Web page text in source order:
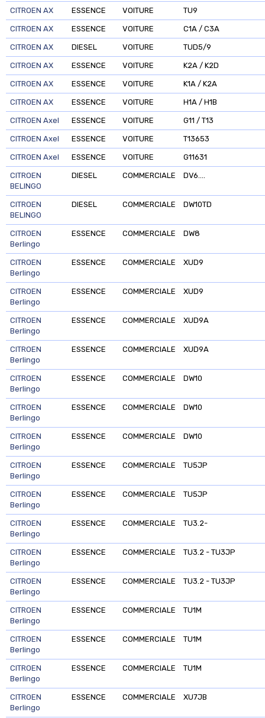
CITROEN AX ESSENCE VOITURE TU9
CITROEN AX ESSENCE VOITURE C1A / C3A
CITROEN AX DIESEL VOITURE TUD5/9
CITROEN AX ESSENCE VOITURE K2A / K2D
CITROEN AX ESSENCE VOITURE K1A / K2A
CITROEN AX ESSENCE VOITURE H1A / H1B
CITROEN Axel ESSENCE VOITURE G11 / T13
CITROEN Axel ESSENCE VOITURE T13653
CITROEN Axel ESSENCE VOITURE G11631
CITROEN
BELINGO
DIESEL COMMERCIALE DV6....
CITROEN
BELINGO
DIESEL COMMERCIALE DW10TD
CITROEN
Berlingo
ESSENCE COMMERCIALE DW8
CITROEN
Berlingo
ESSENCE COMMERCIALE XUD9
CITROEN
Berlingo
ESSENCE COMMERCIALE XUD9
CITROEN
Berlingo
ESSENCE COMMERCIALE XUD9A
CITROEN
Berlingo
ESSENCE COMMERCIALE XUD9A
CITROEN
Berlingo
ESSENCE COMMERCIALE DW10
CITROEN
Berlingo
ESSENCE COMMERCIALE DW10
CITROEN
Berlingo
ESSENCE COMMERCIALE DW10
CITROEN
Berlingo
ESSENCE COMMERCIALE TU5JP
CITROEN
Berlingo
ESSENCE COMMERCIALE TU5JP
CITROEN
Berlingo
ESSENCE COMMERCIALE TU3.2-
CITROEN
Berlingo
ESSENCE COMMERCIALE TU3.2 - TU3JP
CITROEN
Berlingo
ESSENCE COMMERCIALE TU3.2 - TU3JP
CITROEN
Berlingo
ESSENCE COMMERCIALE TU1M
CITROEN
Berlingo
ESSENCE COMMERCIALE TU1M
CITROEN
Berlingo
ESSENCE COMMERCIALE TU1M
CITROEN
Berlingo
ESSENCE COMMERCIALE XU7JB